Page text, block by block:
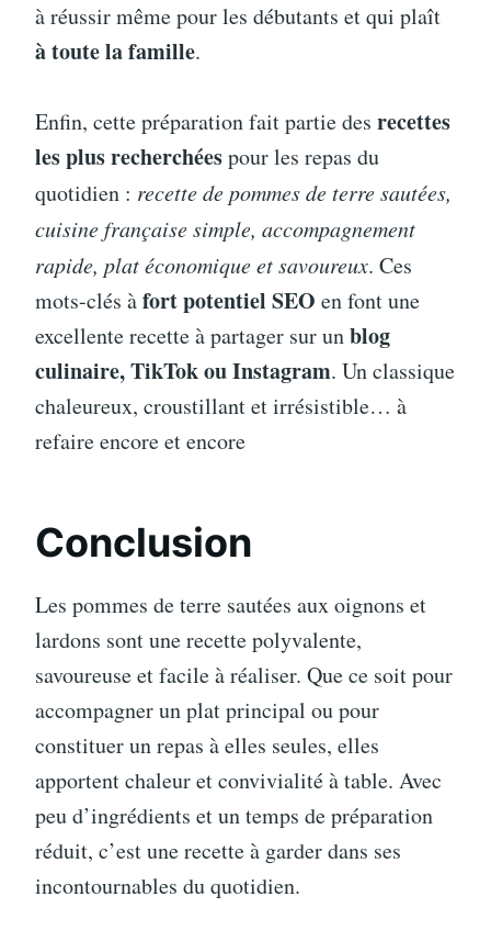
à réussir même pour les débutants et qui plaît
à toute la famille.
Enfin, cette préparation fait partie des recettes
les plus recherchéespour les repas du
quotidien : recette de pommes de terre sautées,
cuisine française simple, accompagnement
rapide, plat économique et savoureux. Ces
mots-clés àfort potentiel SEO en font une
excellente recette à partager sur unblog
culinaire, TikTok ou Instagram. Un classique
chaleureux, croustillant et irrésistible… à
refaire encore et encore
Conclusion
Les pommes de terre sautées aux oignons et
lardons sont une recette polyvalente,
savoureuse et facile à réaliser. Que ce soit pour
accompagner un plat principal ou pour
constituer un repas à elles seules, elles
apportent chaleur et convivialité à table. Avec
peu d’ingrédients et un temps de préparation
réduit, c’est une recette à garder dans ses
incontournables du quotidien.